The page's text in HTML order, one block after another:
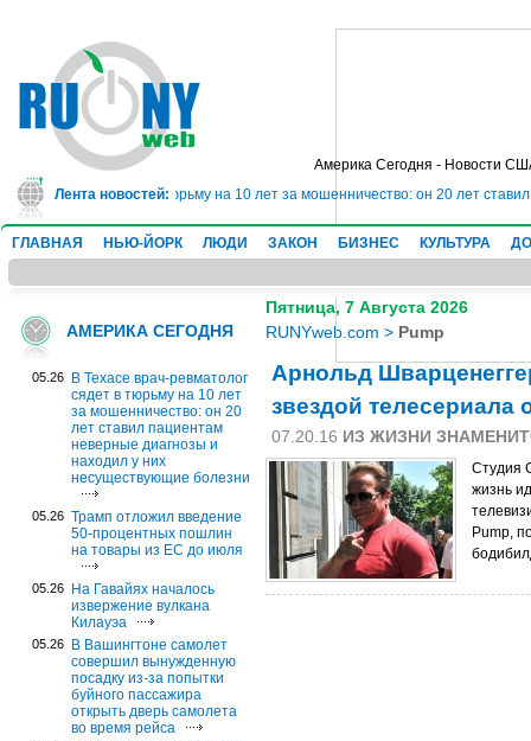
Америка Сегодня - Новости
Лента новостей:
ревматолог сядет в тюрьму на 10 лет за мошенничество: он 20 лет
ГЛАВНАЯ НЬЮ-ЙОРК ЛЮДИ ЗАКОН БИЗНЕС КУЛЬТУРА
АМЕРИКА СЕГОДНЯ
05.26
В Техасе врач-ревматолог
сядет в тюрьму на 10 лет
за мошенничество: он 20
лет ставил пациентам
неверные диагнозы и
находил у них
несуществующие болезни
05.26 Трамп отложил введение
50-процентных пошлин
на товары из ЕС до июля
05.26
На Гавайях началось
извержение вулкана
Килауэа
05.26
В Вашингтоне самолет
совершил вынужденную
посадку из-за попытки
буйного пассажира
открыть дверь самолета
во время рейса
Пятница, 7 Августа 2026
RUNYweb.com > Pump
Арнольд
звездой телесериала
07.20.16 ИЗ ЖИЗНИ
Студия
жизнь
Pump,